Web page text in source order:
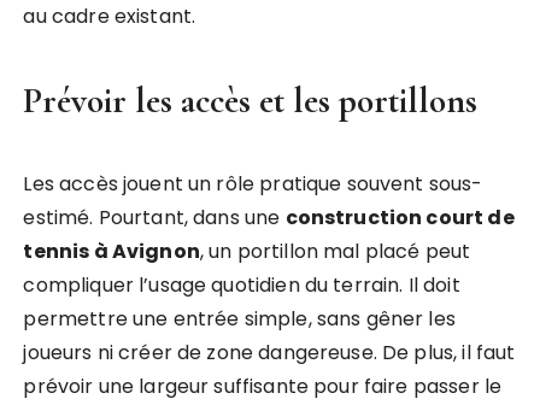
au cadre existant.
Prévoir les accès et les portillons
Les accès jouent un rôle pratique souvent sous-
estimé. Pourtant, dans une construction court de
tennis à Avignon, un portillon mal placé peut
compliquer l’usage quotidien du terrain. Il doit
permettre une entrée simple, sans gêner les
joueurs ni créer de zone dangereuse. De plus, il faut
prévoir une largeur suffisante pour faire passer le